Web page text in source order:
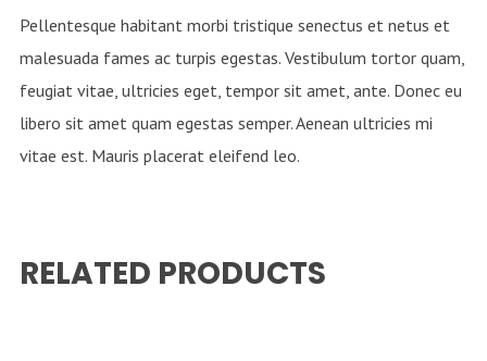
Pellentesque habitant morbi tristique senectus et netus et
malesuada fames ac turpis egestas. Vestibulum tortor quam,
feugiat vitae, ultricies eget, tempor sit amet, ante. Donec eu
libero sit amet quam egestas semper. Aenean ultricies mi
vitae est. Mauris placerat eleifend leo.
RELATED PRODUCTS